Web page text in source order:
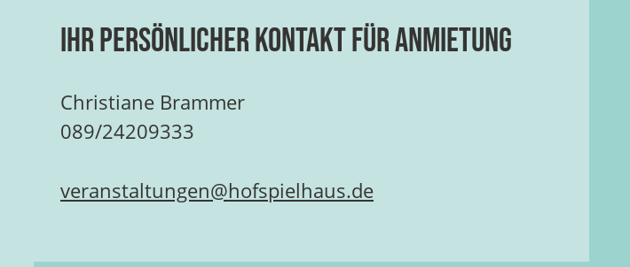
Ihr persönlicher Kontakt für Anmietung
Christiane Brammer
089/24209333
veranstaltungen@hofspielhaus.de